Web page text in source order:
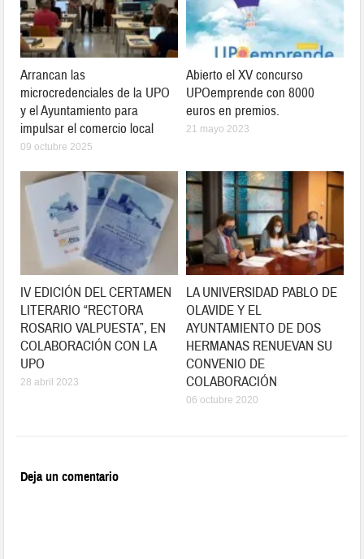
Arrancan las
microcredenciales de la UPO
y el Ayuntamiento para
impulsar el comercio local
09 octubre 2025
Abierto el XV concurso
UPOemprende con 8000
euros en premios.
21 mayo 2023
IV EDICIÓN DEL CERTAMEN
LITERARIO “RECTORA
ROSARIO VALPUESTA”, EN
COLABORACIÓN CON LA
UPO
28 abril 2023
LA UNIVERSIDAD PABLO DE
OLAVIDE Y EL
AYUNTAMIENTO DE DOS
HERMANAS RENUEVAN SU
CONVENIO DE
COLABORACIÓN
06 octubre 2020
Deja un comentario